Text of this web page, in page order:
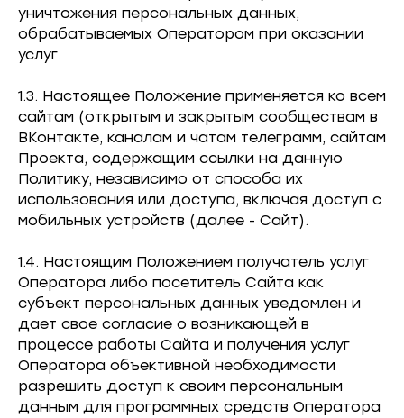
уничтожения персональных данных,
обрабатываемых Оператором при оказании
услуг.
1.3. Настоящее Положение применяется ко всем
сайтам (открытым и закрытым сообществам в
ВКонтакте, каналам и чатам телеграмм, сайтам
Проекта, содержащим ссылки на данную
Политику, независимо от способа их
использования или доступа, включая доступ с
мобильных устройств (далее - Сайт).
1.4. Настоящим Положением получатель услуг
Оператора либо посетитель Сайта как
субъект персональных данных уведомлен и
дает свое согласие о возникающей в
процессе работы Сайта и получения услуг
Оператора объективной необходимости
разрешить доступ к своим персональным
данным для программных средств Оператора